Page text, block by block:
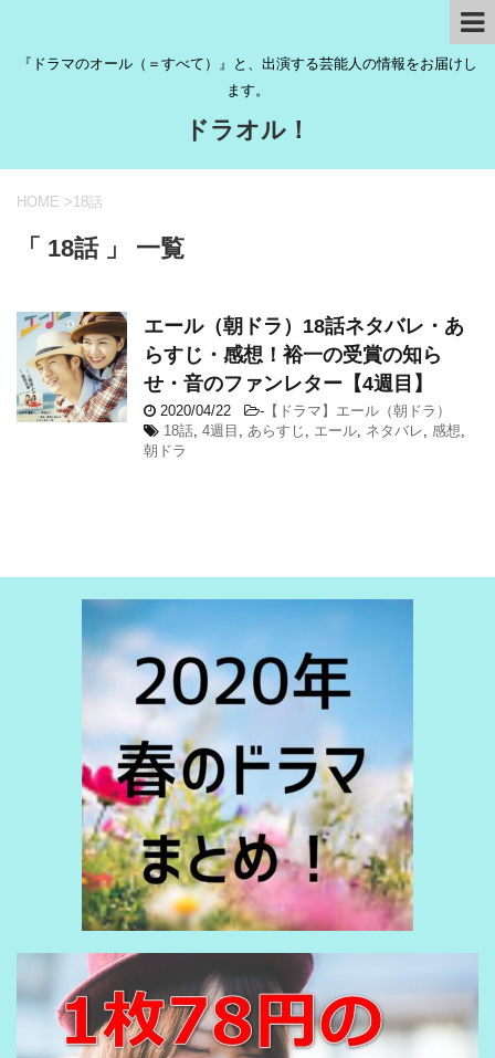
『ドラマのオール（＝すべて）』と、出演する芸能人の情報をお届けし
ます。
ドラオル！
HOME >18話
「 18話 」 一覧
エール（朝ドラ）18話ネタバレ・あ
らすじ・感想！裕一の受賞の知ら
せ・音のファンレター【4週目】
2020/04/22 - 【ドラマ】エール（朝ドラ）
18話 4週目 あらすじ エール ネタバレ 感想
朝ドラ